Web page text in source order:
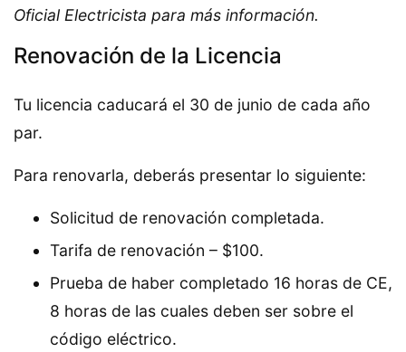
Oficial Electricista para más información.
Renovación de la Licencia
Tu licencia caducará el 30 de junio de cada año
par.
Para renovarla, deberás presentar lo siguiente:
Solicitud de renovación completada.
Tarifa de renovación – $100.
Prueba de haber completado 16 horas de CE,
8 horas de las cuales deben ser sobre el
código eléctrico.